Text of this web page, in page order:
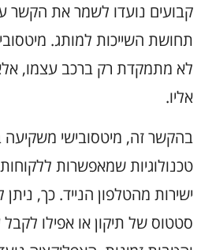
קבועים נועדו לשמר את הקשר
תחושת השייכות למותג.
לא מתמקדת רק ברכב עצמו, אלא
אליו.
בהקשר זה, מיטסובישי משקיעה
טכנולוגיות שמאפשרות
ישירות מהטלפון הנייד. כך,
סטטוס של תיקון או אפילו